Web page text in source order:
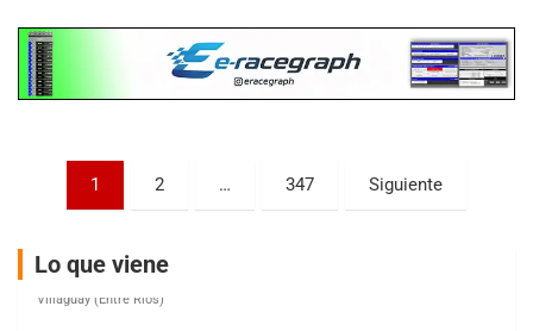
Paginación
entradas
1 2 … 347 Siguiente
Lo que viene
KDO - F6
Ciudad de Trenque Lauquen (Asfalto)
Trenque Lauquen (Buenos Aires)
VICTORIENSE - F7
Victoria (Entre Ríos)
PATAGONICO - F6